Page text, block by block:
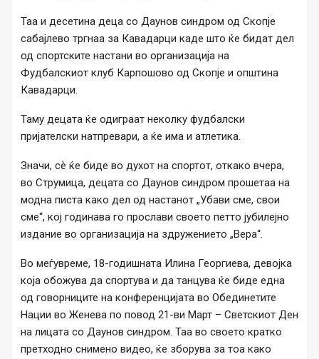
Таа и десетина деца со Даунов синдром од Скопје
сабајлево тргнаа за Кавадарци каде што ќе бидат дел
од спортските настани во организација на
Фудбалскиот клуб Карпошово од Скопје и општина
Кавадарци.
Таму децата ќе одиграат неколку фудбалски
пријателски натпревари, а ќе има и атлетика.
Значи, сѐ ќе биде во духот на спортот, откако вчера,
во Струмица, децата со Даунов синдром прошетаа на
модна писта како дел од настанот „Убави сме, свои
сме“, кој годинава го прослави своето петто јубилејно
издание во организација на здружението „Вера“.
Во меѓувреме, 18-годишната Илина Георгиева, девојка
која обожува да спортува и да танцува ќе биде една
од говорниците на конференцијата во Обединетите
Нации во Женева по повод 21-ви Март – Светскиот Ден
на лицата со Даунов синдром. Таа во своето кратко
претходно снимено видео, ќе зборува за тоа како